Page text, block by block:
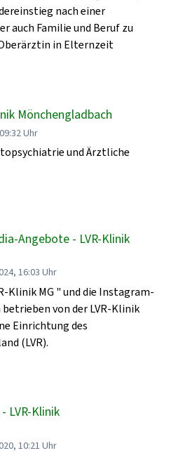
nach einer
auch Familie und Beruf zu
in Elternzeit
Mönchengladbach
Uhr
und Ärztliche
Angebote - LVR-Klinik
16:03 Uhr
Klinik MG " und die Instagram-
von der LVR-Klinik
Einrichtung des
(LVR).
LVR-Klinik
10:21 Uhr